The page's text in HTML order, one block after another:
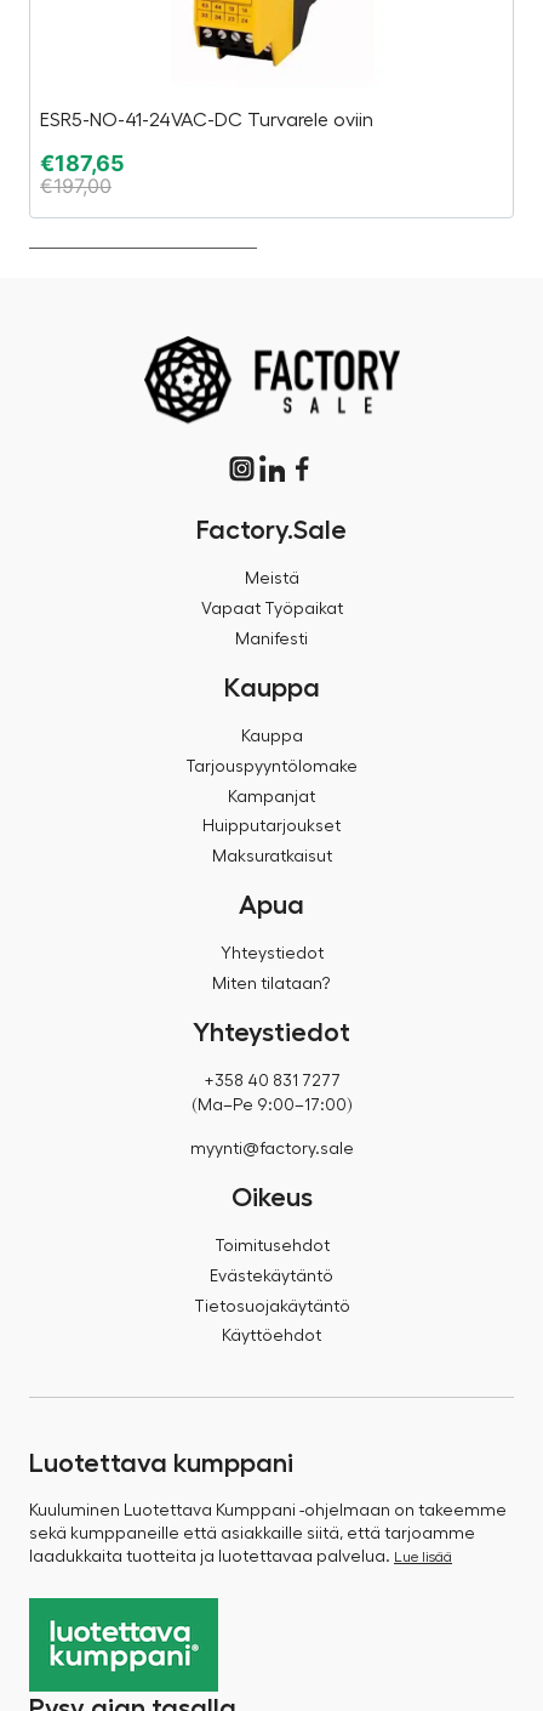
ESR5-NO-41-24VAC-DC Turvarele oviin
€187,65
€197,00
Factory.Sale
Meistä
Vapaat Työpaikat
Manifesti
Kauppa
Kauppa
Tarjouspyyntölomake
Kampanjat
Huipputarjoukset
Maksuratkaisut
Apua
Yhteystiedot
Miten tilataan?
Yhteystiedot
+358 40 831 7277
(Ma–Pe 9:00–17:00)
myynti@factory.sale
Oikeus
Toimitusehdot
Evästekäytäntö
Tietosuojakäytäntö
Käyttöehdot
Luotettava kumppani
Kuuluminen Luotettava Kumppani -ohjelmaan on takeemme
sekä kumppaneille että asiakkaille siitä, että tarjoamme
laadukkaita tuotteita ja luotettavaa palvelua.
Lue lisää